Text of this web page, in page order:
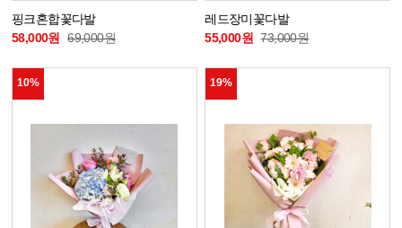
핑크혼합꽃다발
58,000원
69,000원
레드장미꽃다발
55,000원
73,000원
10% 19%